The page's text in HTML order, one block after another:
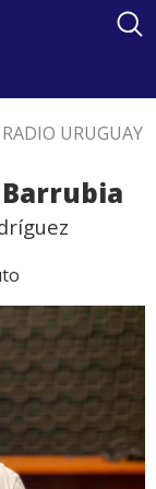
RADIO URUGUAY